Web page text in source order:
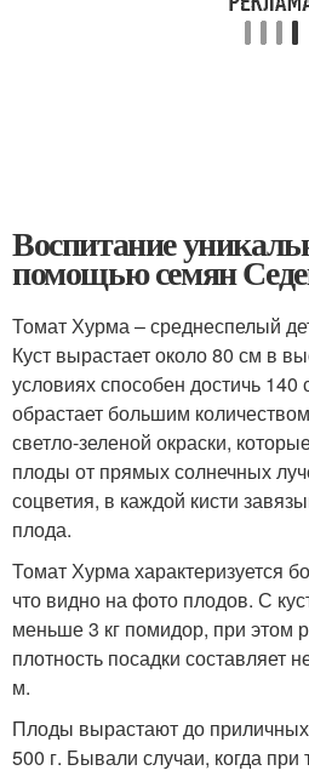
Воспитание
помощью семян
Томат Хурма – среднеспелый
Куст вырастает около 80 см в
условиях способен достичь
обрастает большим
светло-зеленой окраски,
плоды от прямых солнечных
соцветия, в каждой кисти
плода.
Томат Хурма характеризуется
что видно на фото плодов. С
меньше 3 кг помидор, при этом
плотность посадки составляет
м.
Плоды вырастают до
500 г. Бывали случаи, когда при